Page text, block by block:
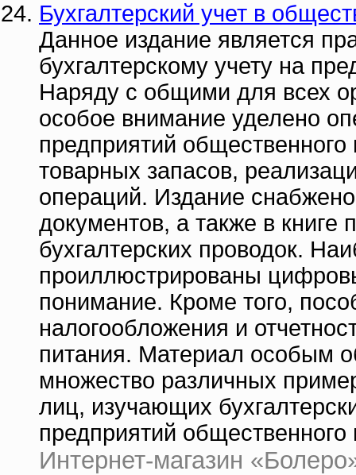
Бухгалтерский учет в
Данное издание является
бухгалтерскому учету на
Наряду с общими для всех
особое внимание уделено
предприятий
товарных запасов,
операций. Издание
документов, а также в
бухгалтерских проводок.
проиллюстрированы
понимание. Кроме того,
налогообложения и
питания. Материал особым
множество различных
лиц, изучающих
предприятий общественного
Интернет-магазин